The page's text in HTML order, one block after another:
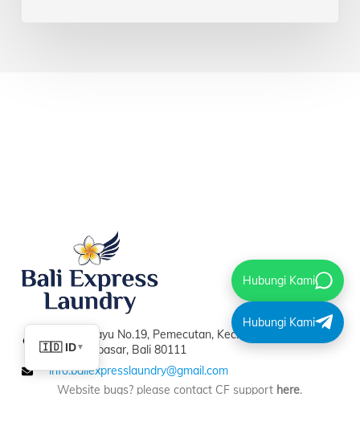
Gg. Bumiayu No.19, Pemecutan, Kec. Denpasar Bar.,
Kota Denpasar, Bali 80111
info.baliexpresslaundry@gmail.com
Website bugs? please contact CF support here.
Hubungi Kami
Hubungi Kami
🇮🇩 ID▼